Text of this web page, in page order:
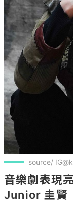
source/
音樂劇表現
Junior 圭賢